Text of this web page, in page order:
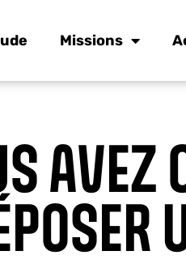
Missions
AVEZ